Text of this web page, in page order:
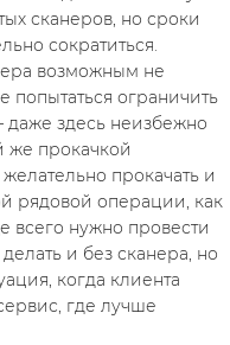
сканеров, но сроки
сократиться.
возможным не
попытаться ограничить
даже здесь неизбежно
же прокачкой
прокачать и
рядовой операции, как
всего нужно провести
и без сканера, но
когда клиента
где лучше